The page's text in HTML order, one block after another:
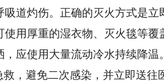
道灼伤。正确的灭火方式是立
用厚重的湿衣物、灭火毯等覆
应使用大量流动冷水持续降温
，避免二次感染，并立即送往